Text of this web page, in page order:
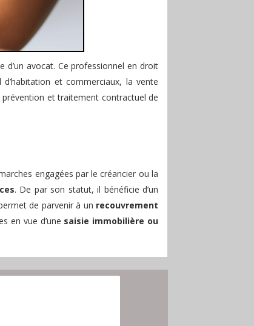
d’un avocat. Ce professionnel en droit
et commerciaux, la vente
et traitement contractuel de
engagées par le créancier ou la
. De par son statut, il bénéficie d’un
de parvenir à un recouvrement
en vue d’une saisie immobilière ou